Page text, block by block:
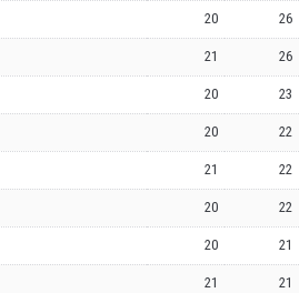
20 26
21 26
20 23
20 22
21 22
20 22
20 21
21 21